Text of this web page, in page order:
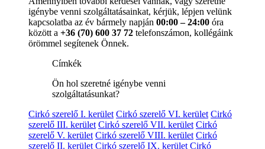
igénybe venni szolgáltatásainkat, kérjük, lépjen velünk
kapcsolatba az év bármely napján 00:00 – 24:00 óra
között a +36 (70) 600 37 72 telefonszámon, kollégáink
örömmel segítenek Önnek.
Címkék
Ön hol szeretné igénybe venni
szolgáltatásunkat?
Cirkó szerelő I. kerület Cirkó szerelő VI. kerület Cirkó
szerelő III. kerület Cirkó szerelő VII. kerület Cirkó
szerelő V. kerület Cirkó szerelő VIII. kerület Cirkó
szerelő II. kerület Cirkó szerelő IX. kerület Cirkó